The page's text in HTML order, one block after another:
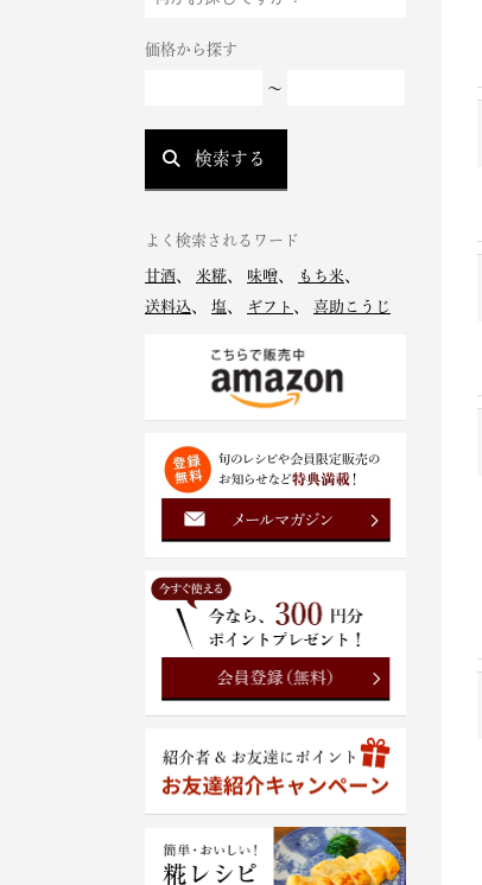
価格から探す
～
検索する
よく検索されるワード
甘酒 米糀 味噌 もち米
送料込
塩 ギフト 喜助こうじ